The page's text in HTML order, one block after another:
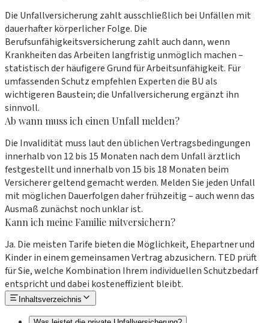
Die Unfallversicherung zahlt ausschließlich bei Unfällen mit
dauerhafter körperlicher Folge. Die
Berufsunfähigkeitsversicherung zahlt auch dann, wenn
Krankheiten das Arbeiten langfristig unmöglich machen –
statistisch der häufigere Grund für Arbeitsunfähigkeit. Für
umfassenden Schutz empfehlen Experten die BU als
wichtigeren Baustein; die Unfallversicherung ergänzt ihn
sinnvoll.
Ab wann muss ich einen Unfall melden?
Die Invalidität muss laut den üblichen Vertragsbedingungen
innerhalb von 12 bis 15 Monaten nach dem Unfall ärztlich
festgestellt und innerhalb von 15 bis 18 Monaten beim
Versicherer geltend gemacht werden. Melden Sie jeden Unfall
mit möglichen Dauerfolgen daher frühzeitig – auch wenn das
Ausmaß zunächst noch unklar ist.
Kann ich meine Familie mitversichern?
Ja. Die meisten Tarife bieten die Möglichkeit, Ehepartner und
Kinder in einem gemeinsamen Vertrag abzusichern. TED prüft
für Sie, welche Kombination Ihrem individuellen Schutzbedarf
entspricht und dabei kosteneffizient bleibt.
Inhaltsverzeichnis